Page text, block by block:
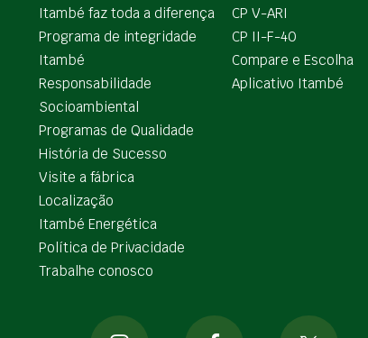
Itambé faz toda a diferença
Programa de integridade
Itambé
Responsabilidade
Socioambiental
Programas de Qualidade
História de Sucesso
Visite a fábrica
Localização
Itambé Energética
Política de Privacidade
Trabalhe conosco
CP V-ARI
CP II-F-40
Compare e Escolha
Aplicativo Itambé